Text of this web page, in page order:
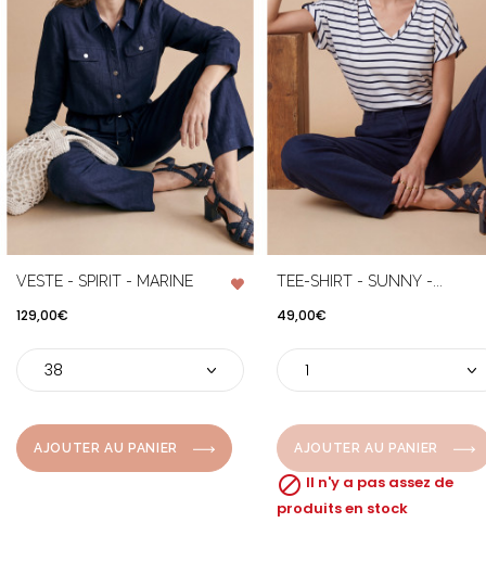
VESTE - SPIRIT - MARINE
Prix
129,00€
AJOUTER AU PANIER
TEE-SHIRT - SUNNY -...
Prix
49,00€
AJOUTER AU PANIER
 Il n'y a pas assez de
produits en stock